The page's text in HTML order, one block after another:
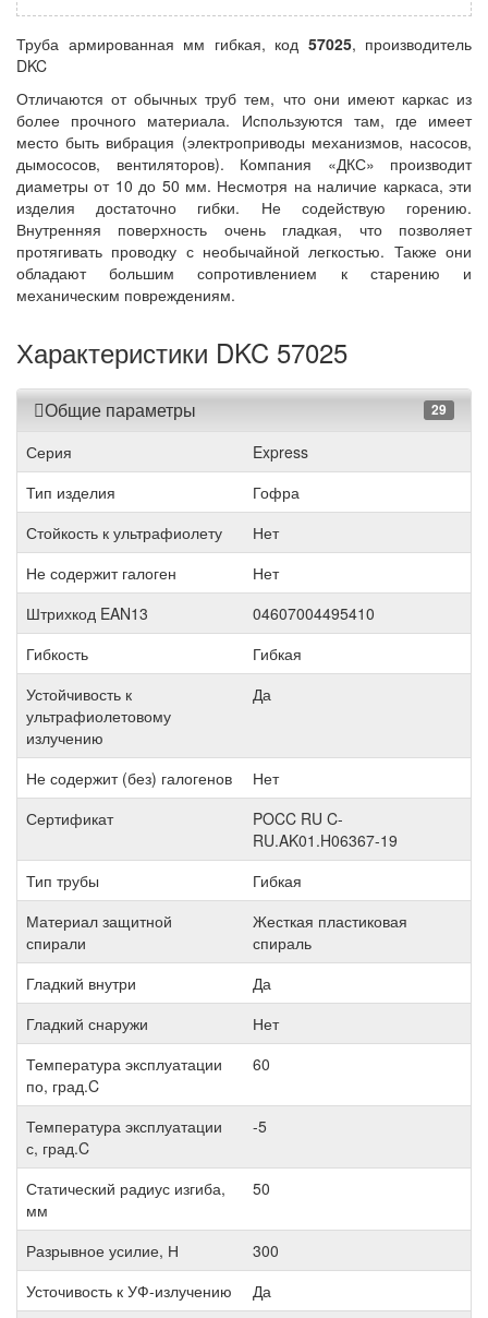
Труба армированная мм гибкая, код 57025, производитель
DKC
Отличаются от обычных труб тем, что они имеют каркас из
более прочного материала. Используются там, где имеет
место быть вибрация (электроприводы механизмов, насосов,
дымососов, вентиляторов). Компания «ДКС» производит
диаметры от 10 до 50 мм. Несмотря на наличие каркаса, эти
изделия достаточно гибки. Не содействую горению.
Внутренняя поверхность очень гладкая, что позволяет
протягивать проводку с необычайной легкостью. Также они
обладают большим сопротивлением к старению и
механическим повреждениям.
Характеристики DKC 57025
Общие параметры 29
Серия
Express
Тип изделия
Гофра
Стойкость к ультрафиолету
Нет
Не содержит галоген
Нет
Штрихкод EAN13
04607004495410
Гибкость
Гибкая
Устойчивость к
ультрафиолетовому
излучению
Да
Не содержит (без) галогенов
Нет
Сертификат
POCC RU C-
RU.AK01.H06367-19
Тип трубы
Гибкая
Материал защитной
спирали
Жесткая пластиковая
спираль
Гладкий внутри
Да
Гладкий снаружи
Нет
Температура эксплуатации
по, град.C
60
Температура эксплуатации
с, град.C
-5
Статический радиус изгиба,
мм
50
Разрывное усилие, Н
300
Усточивость к УФ-излучению
Да